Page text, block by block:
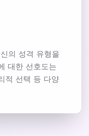
의 성격 유형을
대한 선호도는
적 선택 등 다양